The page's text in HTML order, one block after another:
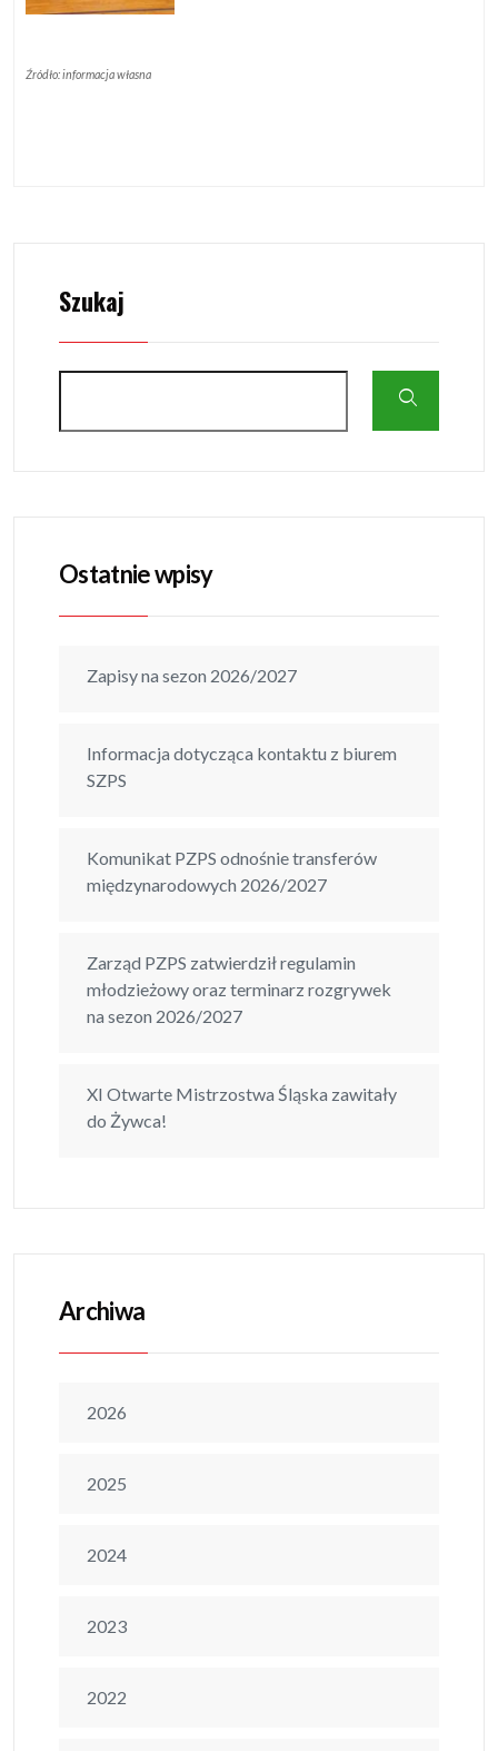
Źródło: informacja własna
Szukaj
Ostatnie wpisy
Zapisy na sezon 2026/2027
Informacja dotycząca kontaktu z biurem
SZPS
Komunikat PZPS odnośnie transferów
międzynarodowych 2026/2027
Zarząd PZPS zatwierdził regulamin
młodzieżowy oraz terminarz rozgrywek
na sezon 2026/2027
XI Otwarte Mistrzostwa Śląska zawitały
do Żywca!
Archiwa
2026
2025
2024
2023
2022